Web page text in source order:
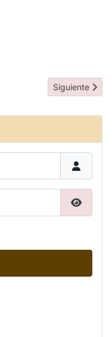
Artículo
Siguiente